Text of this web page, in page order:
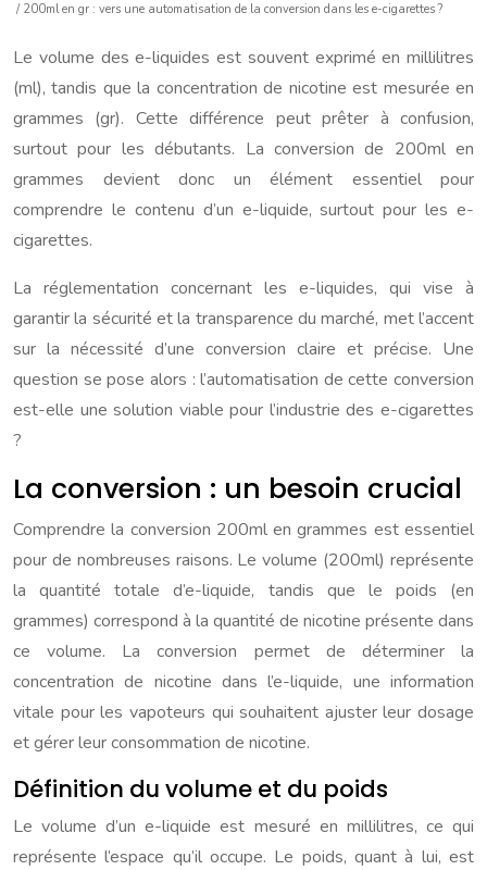
/ 200ml en gr : vers une automatisation de la conversion dans les e-cigarettes ?
Le volume des e-liquides est souvent exprimé en millilitres
(ml), tandis que la concentration de nicotine est mesurée en
grammes (gr). Cette différence peut prêter à confusion,
surtout pour les débutants. La conversion de 200ml en
grammes devient donc un élément essentiel pour
comprendre le contenu d’un e-liquide, surtout pour les e-
cigarettes.
La réglementation concernant les e-liquides, qui vise à
garantir la sécurité et la transparence du marché, met l’accent
sur la nécessité d’une conversion claire et précise. Une
question se pose alors : l’automatisation de cette conversion
est-elle une solution viable pour l’industrie des e-cigarettes
?
La conversion : un besoin crucial
Comprendre la conversion 200ml en grammes est essentiel
pour de nombreuses raisons. Le volume (200ml) représente
la quantité totale d’e-liquide, tandis que le poids (en
grammes) correspond à la quantité de nicotine présente dans
ce volume. La conversion permet de déterminer la
concentration de nicotine dans l’e-liquide, une information
vitale pour les vapoteurs qui souhaitent ajuster leur dosage
et gérer leur consommation de nicotine.
Définition du volume et du poids
Le volume d’un e-liquide est mesuré en millilitres, ce qui
représente l’espace qu’il occupe. Le poids, quant à lui, est